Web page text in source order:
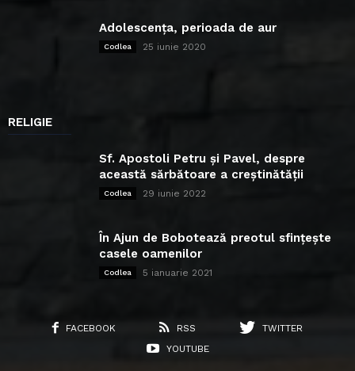
Adolescența, perioada de aur
Codlea 25 iunie 2020
RELIGIE
Sf. Apostoli Petru și Pavel, despre
această sărbătoare a creștinătății
Codlea 29 iunie 2022
În Ajun de Bobotează preotul sfințește
casele oamenilor
Codlea 5 ianuarie 2021
FACEBOOK RSS
TWITTER
YOUTUBE